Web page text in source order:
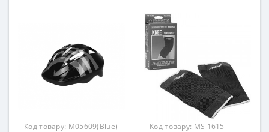
Материал
Комбинированный
Вид
Аксессуары
Материал
Комбинированный
Код товару: M05609(Blue)
Код товару: MS 1615